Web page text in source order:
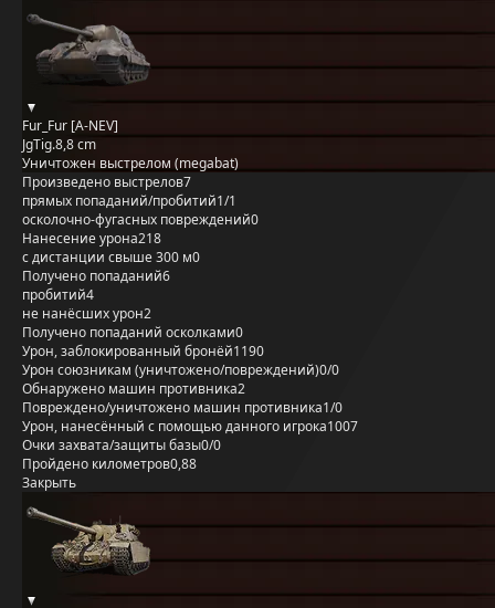
Fur_Fur [A-NEV]
JgTig.8,8 cm
Уничтожен выстрелом (megabat)
Произведено выстрелов7
прямых попаданий/пробитий1/1
осколочно-фугасных повреждений0
Нанесение урона218
с дистанции свыше 300 м0
Получено попаданий6
пробитий4
не нанёсших урон2
Получено попаданий осколками0
Урон, заблокированный бронёй1190
Урон союзникам (уничтожено/повреждений)0/0
Обнаружено машин противника2
Повреждено/уничтожено машин противника1/0
Урон, нанесённый с помощью данного игрока1007
Очки захвата/защиты базы0/0
Пройдено километров0,88
Закрыть